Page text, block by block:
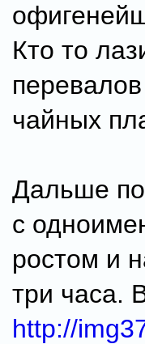
Кто то
чайных
Дальше
c
ростом и
три часа.
http://